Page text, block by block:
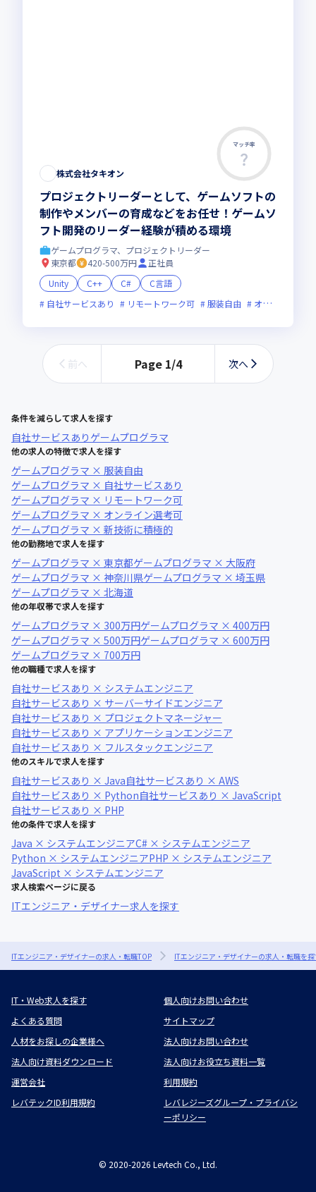
マッチ率
株式会社タキオン
プロジェクトリーダーとして、ゲームソフトの
制作やメンバーの育成などをお任せ！ゲームソ
フト開発のリーダー経験が積める環境
ゲームプログラマ、プロジェクトリーダー
東京都
420-500万円
正社員
Unity
C++ C#
C言語
自社サービスあり
リモートワーク可 服装自由 オンライン選考可
前へ Page 1/4 次へ
条件を減らして求人を探す
自社サービスあり ゲームプログラマ
他の求人の特徴で求人を探す
ゲームプログラマ × 服装自由
ゲームプログラマ × 自社サービスあり
ゲームプログラマ × リモートワーク可
ゲームプログラマ × オンライン選考可
ゲームプログラマ × 新技術に積極的
他の勤務地で求人を探す
ゲームプログラマ × 東京都ゲームプログラマ × 大阪府
ゲームプログラマ × 神奈川県ゲームプログラマ × 埼玉県
ゲームプログラマ × 北海道
他の年収帯で求人を探す
ゲームプログラマ × 300万円ゲームプログラマ × 400万円
ゲームプログラマ × 500万円ゲームプログラマ × 600万円
ゲームプログラマ × 700万円
他の職種で求人を探す
自社サービスあり × システムエンジニア
自社サービスあり × サーバーサイドエンジニア
自社サービスあり × プロジェクトマネージャー
自社サービスあり × アプリケーションエンジニア
自社サービスあり × フルスタックエンジニア
他のスキルで求人を探す
自社サービスあり × Java自社サービスあり × AWS
自社サービスあり × Python自社サービスあり × JavaScript
自社サービスあり × PHP
他の条件で求人を探す
Java × システムエンジニアC# × システムエンジニア
Python × システムエンジニアPHP × システムエンジニア
JavaScript × システムエンジニア
求人検索ページに戻る
ITエンジニア・デザイナー求人を探す
ITエンジニア・デザイナーの求人・転職TOP ITエンジニア・デザイナーの求人・転職を
IT・Web求人を探す
個人向けお問い合わせ
よくある質問
サイトマップ
人材をお探しの企業様へ
法人向けお問い合わせ
法人向け資料ダウンロード
法人向けお役立ち資料一覧
運営会社
利用規約
レバテックID利用規約
レバレジーズグループ・プライバシ
ーポリシー
© 2020-2026 Levtech Co., Ltd.